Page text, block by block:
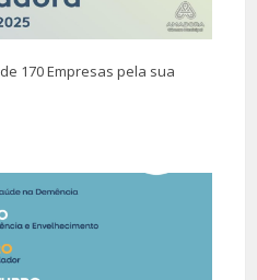
170 Empresas pela sua